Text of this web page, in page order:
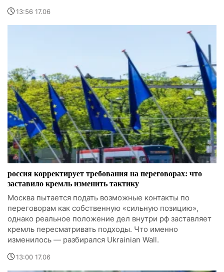
13:56 17.06
россия корректирует требования на переговорах: что
заставило кремль изменить тактику
Москва пытается подать возможные контакты по
переговорам как собственную «сильную позицию»,
однако реальное положение дел внутри рф заставляет
кремль пересматривать подходы. Что именно
изменилось — разбирался Ukrainian Wall.
13:00 17.06